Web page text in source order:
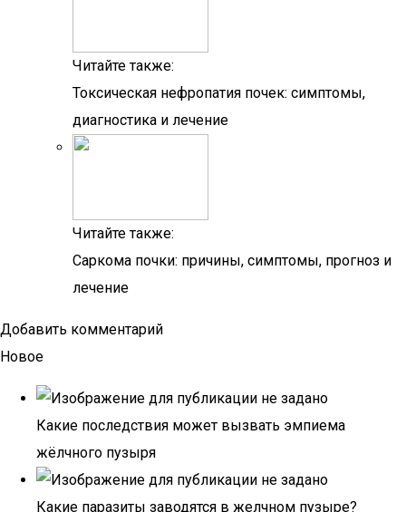
Читайте также:
Токсическая нефропатия почек: симптомы,
диагностика и лечение
Читайте также:
Саркома почки: причины, симптомы, прогноз и
лечение
Добавить комментарий
Новое
Какие последствия может вызвать эмпиема
жёлчного пузыря
Какие паразиты заводятся в желчном пузыре?